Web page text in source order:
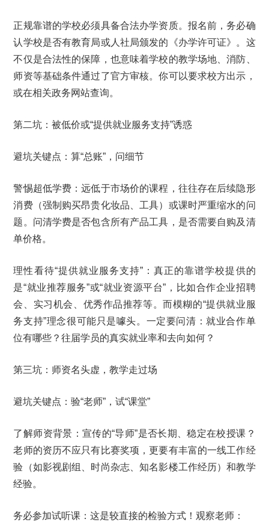
正规靠谱的学校必须具备合法办学资质。报名前，务必确
认学校是否有教育局或人社局颁发的《办学许可证》。这
不仅是合法性的保障，也意味着学校的教学场地、消防、
师资等基础条件通过了官方审核。你可以要求校方出示，
或在相关政务网站查询。
第二坑：被低价或“提供就业服务支持”诱惑
避坑关键点：算“总账”，问细节
警惕超低学费：远低于市场价的课程，往往存在后续隐形
消费（强制购买昂贵化妆品、工具）或课时严重缩水的问
题。问清学费是否包含所有产品工具，是否需要自购及清
单价格。
理性看待“提供就业服务支持”：真正的靠谱学校提供的
是“就业推荐服务”或“就业资源平台”，比如合作企业招聘
会、实习机会、优秀作品推荐等。而模糊的“提供就业服
务支持”理念很可能只是噱头。一定要问清：就业合作单
位有哪些？往届学员的真实就业率和去向如何？
第三坑：师资名头虚，教学走过场
避坑关键点：验“老师”，试“课堂”
了解师资背景：宣传的“导师”是否长期、稳定在校授课？
老师的资历不应只有比赛奖项，更要有丰富的一线工作经
验（如影视剧组、时尚杂志、知名影楼工作经历）和教学
经验。
务必参加试听课：这是较直接的检验方式！观察老师：